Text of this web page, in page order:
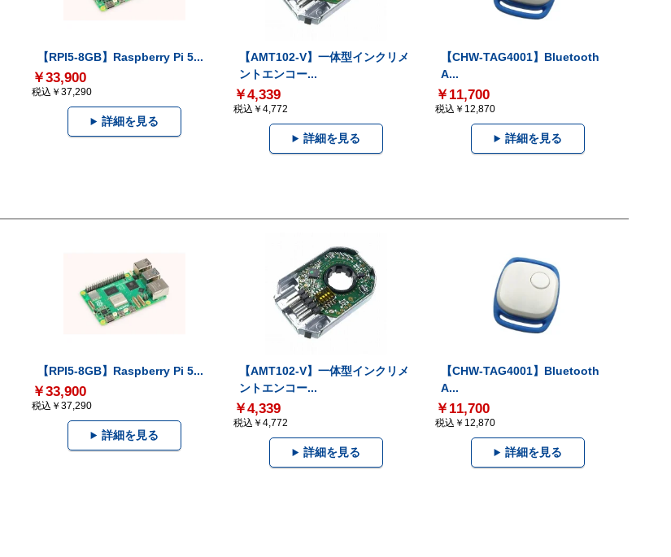
【RPI5-8GB】Raspberry Pi 5...
￥33,900
税込￥37,290
詳細を見る
【AMT102-V】一体型インクリメ
ントエンコー...
￥4,339
税込￥4,772
詳細を見る
【CHW-TAG4001】Bluetooth
A...
￥11,700
税込￥12,870
詳細を見る
【RPI5-8GB】Raspberry Pi 5...
￥33,900
税込￥37,290
詳細を見る
【AMT102-V】一体型インクリメ
ントエンコー...
￥4,339
税込￥4,772
詳細を見る
【CHW-TAG4001】Bluetooth
A...
￥11,700
税込￥12,870
詳細を見る